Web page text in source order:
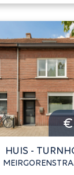
HUIS -